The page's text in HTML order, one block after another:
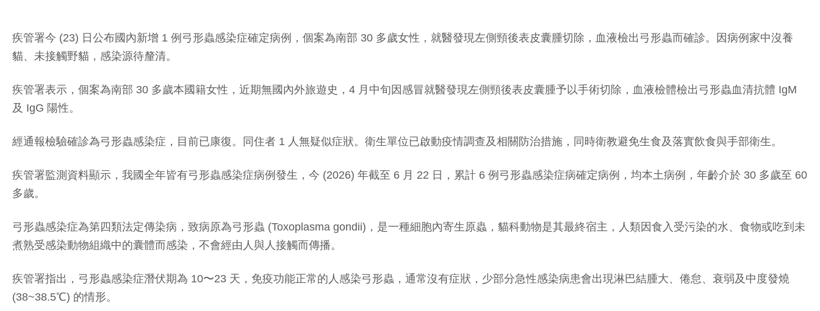
疾管署今 (23) 日公布國內新增 1 例弓形蟲感染症確定病例，個案為南部 30 多歲女性，就醫發現左側頸後表皮囊腫切除，血液檢出弓形蟲而確診。因病例家中沒養
貓、未接觸野貓，感染源待釐清。
疾管署表示，個案為南部 30 多歲本國籍女性，近期無國內外旅遊史，4 月中旬因感冒就醫發現左側頸後表皮囊腫予以手術切除，血液檢體檢出弓形蟲血清抗體 IgM
及 IgG 陽性。
經通報檢驗確診為弓形蟲感染症，目前已康復。同住者 1 人無疑似症狀。衛生單位已啟動疫情調查及相關防治措施，同時衛教避免生食及落實飲食與手部衛生。
疾管署監測資料顯示，我國全年皆有弓形蟲感染症病例發生，今 (2026) 年截至 6 月 22 日，累計 6 例弓形蟲感染症病確定病例，均本土病例，年齡介於 30 多歲至 60
多歲。
弓形蟲感染症為第四類法定傳染病，致病原為弓形蟲 (Toxoplasma gondii)，是一種細胞內寄生原蟲，貓科動物是其最終宿主，人類因食入受污染的水、食物或吃到未
煮熟受感染動物組織中的囊體而感染，不會經由人與人接觸而傳播。
疾管署指出，弓形蟲感染症潛伏期為 10〜23 天，免疫功能正常的人感染弓形蟲，通常沒有症狀，少部分急性感染病患會出現淋巴結腫大、倦怠、衰弱及中度發燒
(38~38.5℃) 的情形。